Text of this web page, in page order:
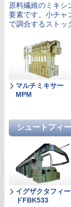
原料繊維のミキシ
要素です。小チャ
で調合するストッ
マルチミキサー
MPM
シュートフィ
イグザクタフィー
ドFBK533